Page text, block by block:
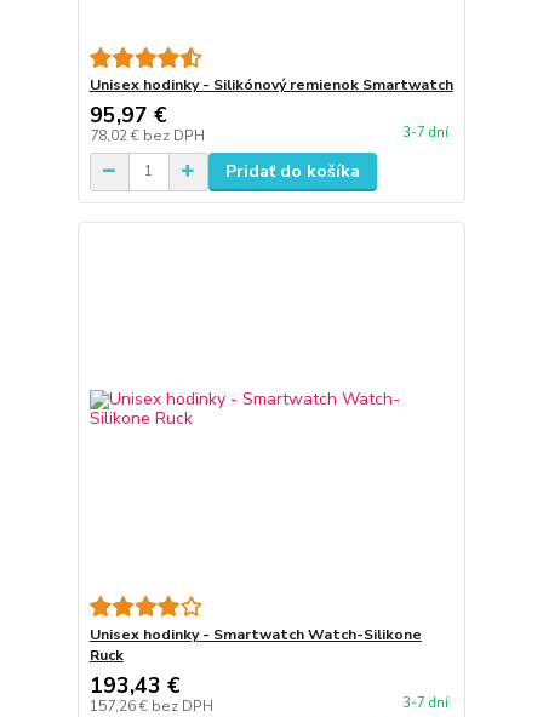
Unisex hodinky - Silikónový remienok Smartwatch
95,97 €
78,02 € bez DPH 3-7 dní
Pridať do košíka
Unisex hodinky - Smartwatch Watch-Silikone
Ruck
193,43 €
157,26 € bez DPH 3-7 dní